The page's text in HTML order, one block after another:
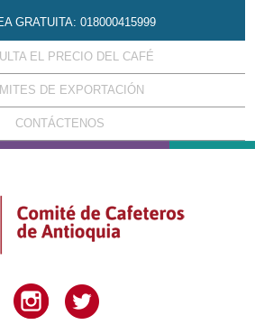
GRATUITA: 018000415999
EL PRECIO DEL CAFÉ
DE EXPORTACIÓN
CONTÁCTENOS